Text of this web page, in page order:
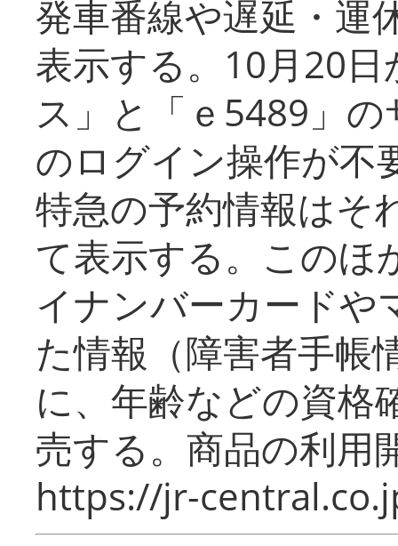
発車番線や遅延・運
表示する。10月20
ス」と「ｅ5489」
のログイン操作が不
特急の予約情報はそ
て表示する。このほ
イナンバーカードや
た情報（障害者手帳
に、年齢などの資格
売する。商品の利用
https://jr-